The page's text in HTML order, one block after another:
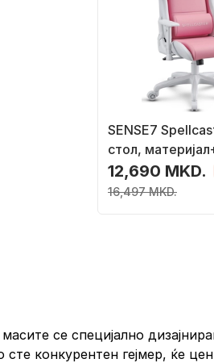
SENSE7
стол,
розова/бела
12,690 MKD.
16,497 MKD.
масите се специјално
конкурентен гејмер, ќе